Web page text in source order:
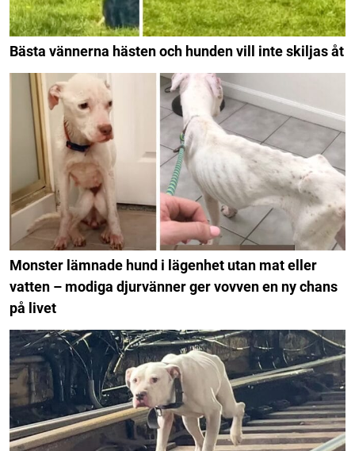
Bästa vännerna hästen och hunden vill inte skiljas åt
Monster lämnade hund i lägenhet utan mat eller
vatten – modiga djurvänner ger vovven en ny chans
på livet